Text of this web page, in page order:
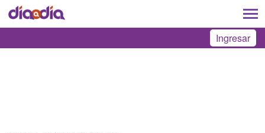
Ingresar